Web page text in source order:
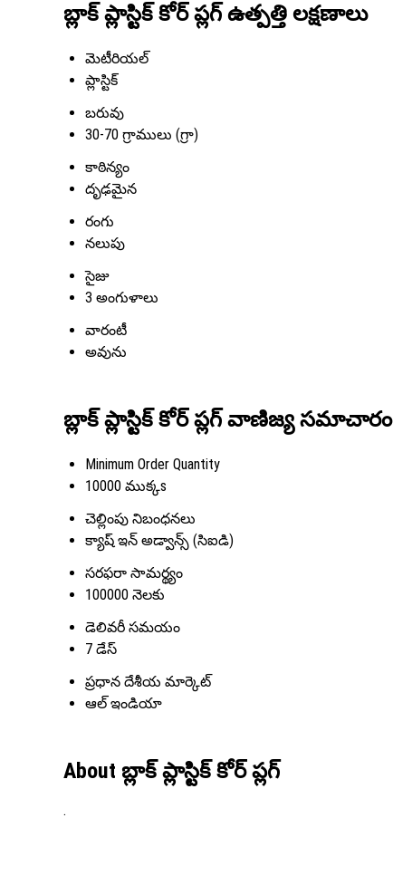
బ్లాక్ ప్లాస్టిక్ కోర్ ప్లగ్ ఉత్పత్తి లక్షణాలు
మెటీరియల్
ప్లాస్టిక్
బరువు
30-70 గ్రాములు (గ్రా)
కాఠిన్యం
దృఢమైన
రంగు
నలుపు
సైజు
3 అంగుళాలు
వారంటీ
అవును
బ్లాక్ ప్లాస్టిక్ కోర్ ప్లగ్ వాణిజ్య సమాచారం
Minimum Order Quantity
10000 ముక్కs
చెల్లింపు నిబంధనలు
క్యాష్ ఇన్ అడ్వాన్స్ (సిఐడి)
సరఫరా సామర్థ్యం
100000 నెలకు
డెలివరీ సమయం
7 డేస్
ప్రధాన దేశీయ మార్కెట్
ఆల్ ఇండియా
About బ్లాక్ ప్లాస్టిక్ కోర్ ప్లగ్
.